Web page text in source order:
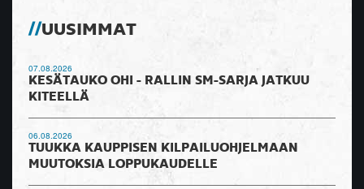
UUSIMMAT
07.08.2026
KESÄTAUKO OHI - RALLIN SM-SARJA JATKUU
KITEELLÄ
06.08.2026
TUUKKA KAUPPISEN KILPAILUOHJELMAAN
MUUTOKSIA LOPPUKAUDELLE